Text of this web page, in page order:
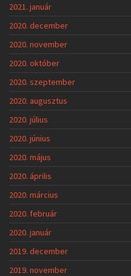
2021. január
2020. december
2020. november
2020. október
2020. szeptember
2020. augusztus
2020. július
2020. június
2020. május
2020. április
2020. március
2020. február
2020. január
2019. december
2019. november